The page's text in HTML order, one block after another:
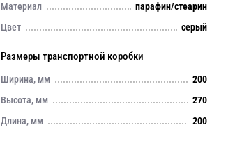
Материал
парафин/стеарин
Цвет
серый
Размеры транспортной коробки
Ширина, мм
200
Высота, мм
270
Длина, мм
200